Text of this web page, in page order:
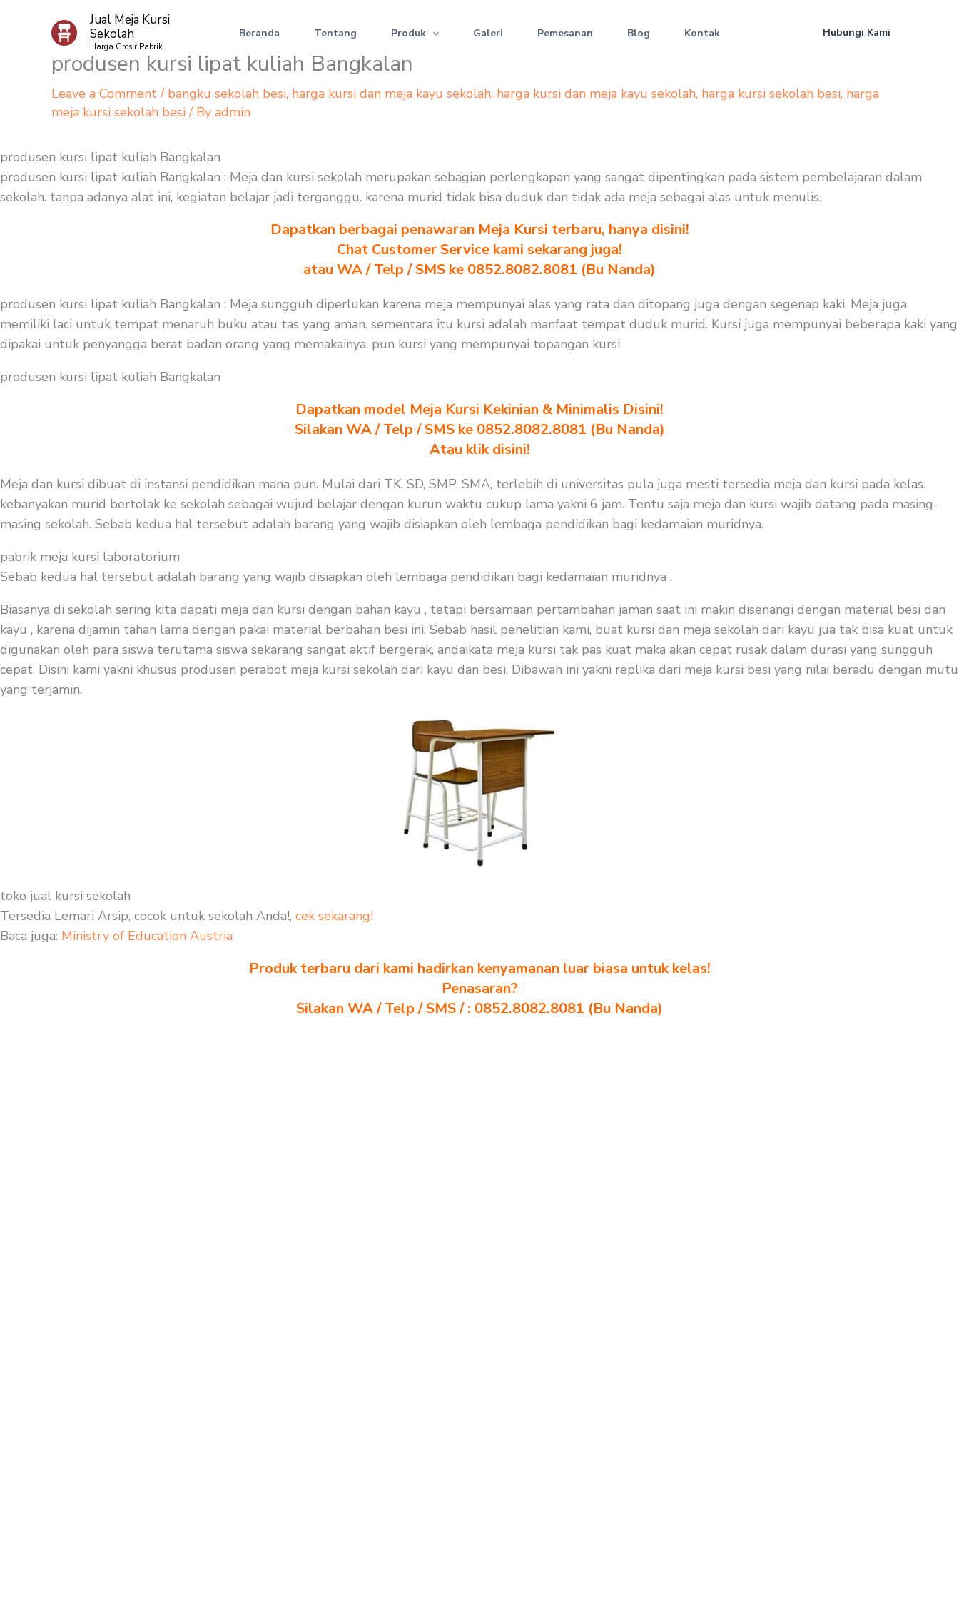
Jual Meja Kursi
Sekolah
Harga Grosir Pabrik
Beranda Tentang Produk Galeri Pemesanan Blog Kontak Hubungi Kami
produsen kursi lipat kuliah Bangkalan
Leave a Comment / bangku sekolah besi, harga kursi dan meja kayu sekolah, harga kursi dan meja kayu sekolah, harga kursi sekolah besi, harga
meja kursi sekolah besi/ By admin
produsen kursi lipat kuliah Bangkalan
produsen kursi lipat kuliah Bangkalan : Meja dan kursi sekolah merupakan sebagian perlengkapan yang sangat dipentingkan pada sistem pembelajaran dalam
sekolah. tanpa adanya alat ini, kegiatan belajar jadi terganggu. karena murid tidak bisa duduk dan tidak ada meja sebagai alas untuk menulis.
Dapatkan berbagai penawaran Meja Kursi terbaru, hanya disini!
Chat Customer Service kami sekarang juga!
atau WA / Telp / SMS ke 0852.8082.8081 (Bu Nanda)
produsen kursi lipat kuliah Bangkalan : Meja sungguh diperlukan karena meja mempunyai alas yang rata dan ditopang juga dengan segenap kaki. Meja juga
memiliki laci untuk tempat menaruh buku atau tas yang aman. sementara itu kursi adalah manfaat tempat duduk murid. Kursi juga mempunyai beberapa kaki yang
dipakai untuk penyangga berat badan orang yang memakainya. pun kursi yang mempunyai topangan kursi.
produsen kursi lipat kuliah Bangkalan
Dapatkan model Meja Kursi Kekinian & Minimalis Disini!
Silakan WA / Telp / SMS ke 0852.8082.8081 (Bu Nanda)
Atau klik disini!
Meja dan kursi dibuat di instansi pendidikan mana pun. Mulai dari TK, SD, SMP, SMA, terlebih di universitas pula juga mesti tersedia meja dan kursi pada kelas.
kebanyakan murid bertolak ke sekolah sebagai wujud belajar dengan kurun waktu cukup lama yakni 6 jam. Tentu saja meja dan kursi wajib datang pada masing-
masing sekolah. Sebab kedua hal tersebut adalah barang yang wajib disiapkan oleh lembaga pendidikan bagi kedamaian muridnya.
pabrik meja kursi laboratorium
Sebab kedua hal tersebut adalah barang yang wajib disiapkan oleh lembaga pendidikan bagi kedamaian muridnya .
Biasanya di sekolah sering kita dapati meja dan kursi dengan bahan kayu , tetapi bersamaan pertambahan jaman saat ini makin disenangi dengan material besi dan
kayu , karena dijamin tahan lama dengan pakai material berbahan besi ini. Sebab hasil penelitian kami, buat kursi dan meja sekolah dari kayu jua tak bisa kuat untuk
digunakan oleh para siswa terutama siswa sekarang sangat aktif bergerak, andaikata meja kursi tak pas kuat maka akan cepat rusak dalam durasi yang sungguh
cepat. Disini kami yakni khusus produsen perabot meja kursi sekolah dari kayu dan besi, Dibawah ini yakni replika dari meja kursi besi yang nilai beradu dengan mutu
yang terjamin.
toko jual kursi sekolah
Tersedia Lemari Arsip, cocok untuk sekolah Anda!, cek sekarang!
Baca juga: Ministry of Education Austria
Produk terbaru dari kami hadirkan kenyamanan luar biasa untuk kelas!
Penasaran?
Silakan WA / Telp / SMS / : 0852.8082.8081 (Bu Nanda)